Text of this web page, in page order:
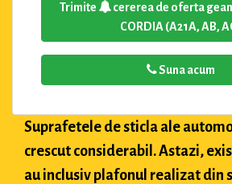
Trimite
cererea de oferta geam
CORDIA (A21A, AB,
Suna acum
Suprafetele de sticla ale
crescut considerabil. Astazi,
au inclusiv plafonul realizat din